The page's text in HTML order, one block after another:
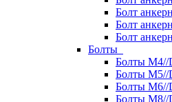
Болт
Болт
Болт
Болты
Болты М4//
Болты М5//
Болты М6//
Болты М8//